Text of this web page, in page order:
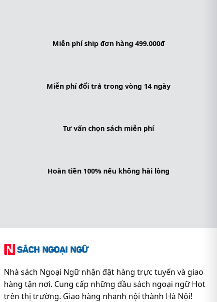
Miễn phí ship đơn hàng 499.000đ
Miễn phí đổi trả trong vòng 14 ngày
Tư vấn chọn sách miễn phí
Hoàn tiền 100% nếu không hài lòng
Nhà sách Ngoại Ngữ nhận đặt hàng trực tuyến và giao
hàng tận nơi. Cung cấp những đầu sách ngoại ngữ Hot
trên thị trường. Giao hàng nhanh nội thành Hà Nội!